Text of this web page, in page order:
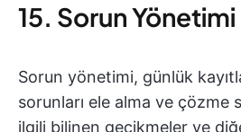
15. Sorun Yönetimi
Sorun yönetimi, günlük
sorunları ele alma ve çözme
ilgili bilinen gecikmeler ve